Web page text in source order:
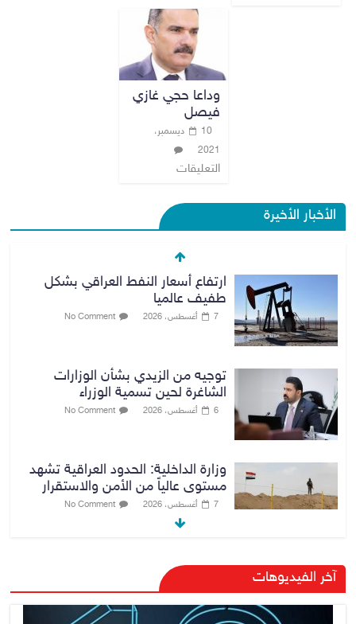
وداعا حجي غازي
فيصل
10 ديسمبر،
2021
التعليقات
الأخبار الأخيرة
ارتفاع أسعار النفط العراقي بشكل
طفيف عالميا
7 أغسطس، 2026 No Comment
توجيه من الزيدي بشأن الوزارات
الشاغرة لحين تسمية الوزراء
6 أغسطس، 2026 No Comment
وزارة الداخلية: الحدود العراقية تشهد
مستوى عالياً من الأمن والاستقرار
7 أغسطس، 2026 No Comment
القضاء الأعلى: القبض على عدد من
موظفي بلدية الناصرية ومعقبين
ضبطت بحوزتهم مستندات وأختام
مزورة
آخر الفيديوهات